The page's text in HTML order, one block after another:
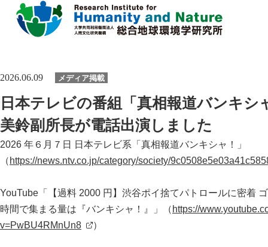
ス
ッ
プ
研究所概要
所長挨拶
理念・達成目標
運営体制・方針
沿革
情報公開
研究活動
研究体制・研究の流れ
過去の研究
研究成果
研究成果一覧
最新論文
共同利用
実験施設
大学院教育
2026.06.09 メディア掲載
日本テレビの番組「真相報道バンキシ
美鈴副所長が電話出演しました
2026 年６月７日 日本テレビ系「真相報道バンキシャ！」
（ https://news.ntv.co.jp/category/society/
YouTube「【過料 2000 円】渋谷ポイ捨てパトロールに密着
時間で集まる量は『バンキシャ！』」（ https://
v=PwBU4RMnUn8
）